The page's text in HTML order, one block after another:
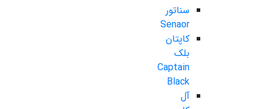
سناتور
Senaor
کاپتان
بلک
Captain
Black
آل